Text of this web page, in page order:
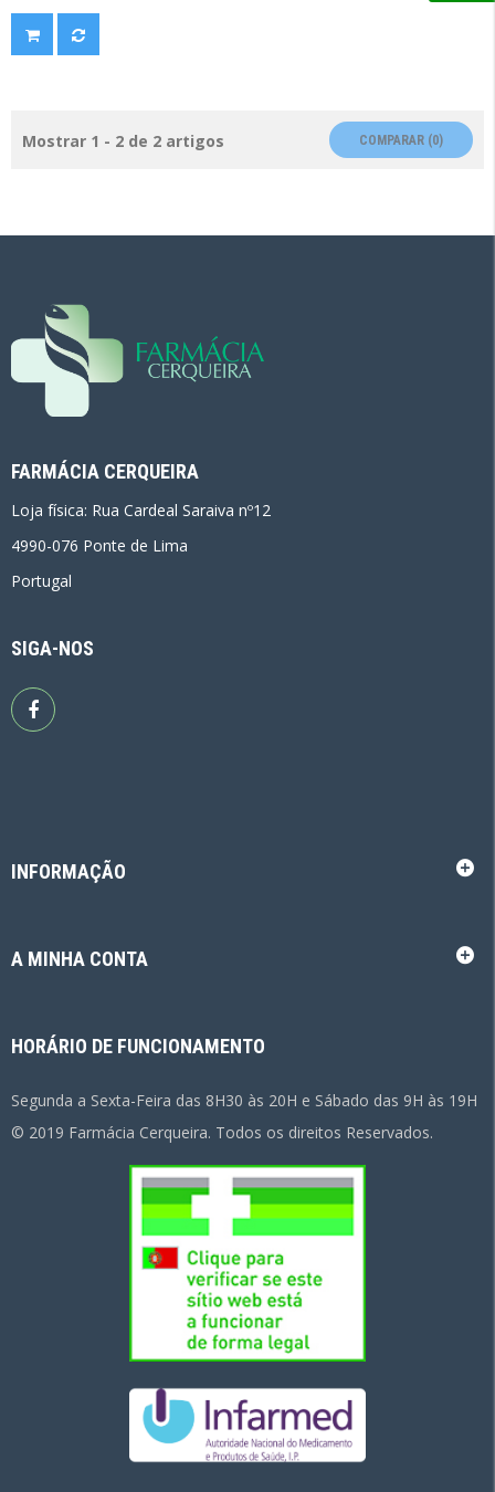
Mostrar 1 - 2 de 2 artigos COMPARAR (0)
FARMÁCIA CERQUEIRA
Loja física: Rua Cardeal Saraiva nº12
4990-076 Ponte de Lima
Portugal
SIGA-NOS
INFORMAÇÃO
A MINHA CONTA
HORÁRIO DE FUNCIONAMENTO
Segunda a Sexta-Feira das 8H30 às 20H e Sábado das 9H às 19H
© 2019 Farmácia Cerqueira. Todos os direitos Reservados.